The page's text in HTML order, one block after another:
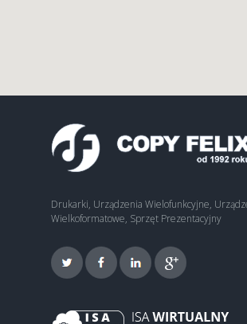
Drukarki, Urządzenia Wielofunkcyjne,
Wielkoformatowe, Sprzęt Prezentacyjny